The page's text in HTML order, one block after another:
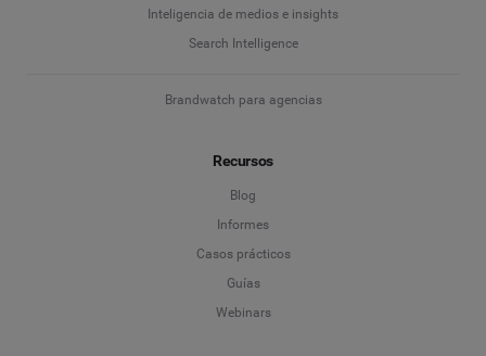
Inteligencia de medios e insights
Search Intelligence
Brandwatch para agencias
Recursos
Blog
Informes
Casos prácticos
Guías
Webinars